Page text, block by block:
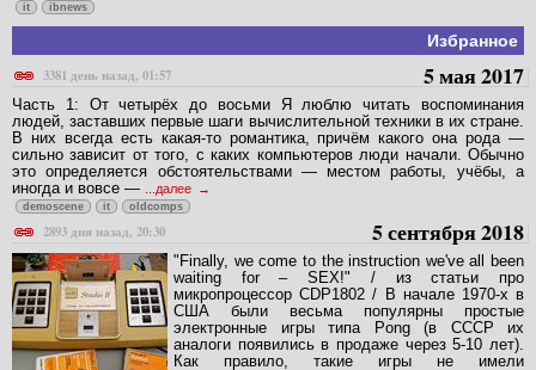
it ibnews
Избранное
3381 день назад, 01:57
5 мая 2017
Часть 1: От четырёх до восьми Я люблю читать воспоминания
людей, заставших первые шаги вычислительной техники в их стране.
В них всегда есть какая-то романтика, причём какого она рода —
сильно зависит от того, с каких компьютеров люди начали. Обычно
это определяется обстоятельствами — местом работы, учёбы, а
иногда и вовсе —
...далее
demoscene it oldcomps
2893 дня назад, 20:30 5 сентября 2018
"Finally, we come to the instruction we've all been
waiting for – SEX!" / из статьи про
микропроцессор CDP1802 / В начале 1970-х в
США были весьма популярны простые
электронные игры типа Pong (в СССР их
аналоги появились в продаже через 5-10 лет).
Как правило, такие игры не имели